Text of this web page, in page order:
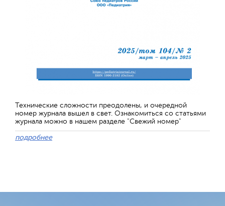
Технические сложности преодолены, и очередной
номер журнала вышел в свет. Ознакомиться со статьями
журнала можно в нашем разделе "Свежий номер"
подробнее